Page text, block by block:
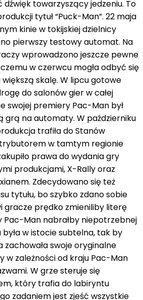
towarzyszący jedzeniu. To
tytuł “Puck-Man”. 22 maja
kinie w tokijskiej dzielnicy
pierwszy testowy automat. Na
wprowadzono jeszcze pewne
w czerwcu mogła odbyć się
skalę. W lipcu gotowe
do salonów gier w całej
swojej premiery Pac-Man był
grą na automaty. W październiku
trafiła do Stanów
w tamtym regionie
prawa do wydania gry
produkcjami, X-Rally oraz
Zdecydowano się też
tytułu, bo szybko zdano sobie
gracze prędko zmieniliby literę
Pac-Man nabrałby niepotrzebnej
w istocie subtelna, tak by
swoje oryginalne
w zależności od kraju Pac-Man
W grze steruje się
który trafia do labiryntu
zadaniem jest zjeść wszystkie